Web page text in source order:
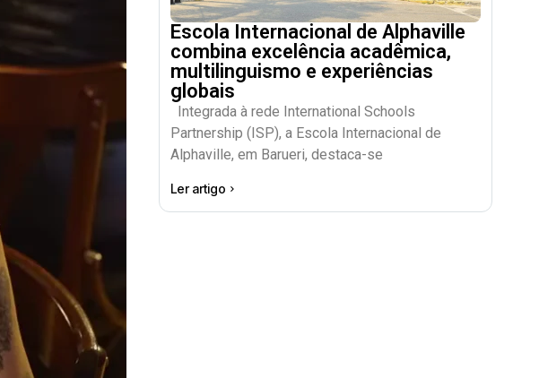
Escola Internacional de Alphaville
combina excelência acadêmica,
multilinguismo e experiências
globais
Integrada à rede International Schools
Partnership (ISP), a Escola Internacional de
Alphaville, em Barueri, destaca-se
Ler artigo